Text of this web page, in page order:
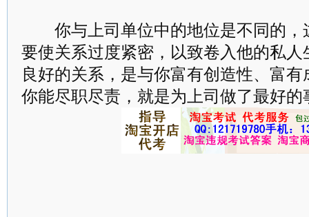
你与上司单位中的地位是不同的，
要使关系过度紧密，以致卷入他的私
良好的关系，是与你富有创造性、富
你能尽职尽责，就是为上司做了最好的